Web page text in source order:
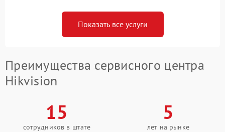
Показать все услуги
Преимущества сервисного центра
Hikvision
15
сотрудников в штате
5
лет на рынке